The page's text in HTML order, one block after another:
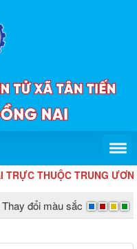
THUỘC TRUNG
Thay đổi màu sắc